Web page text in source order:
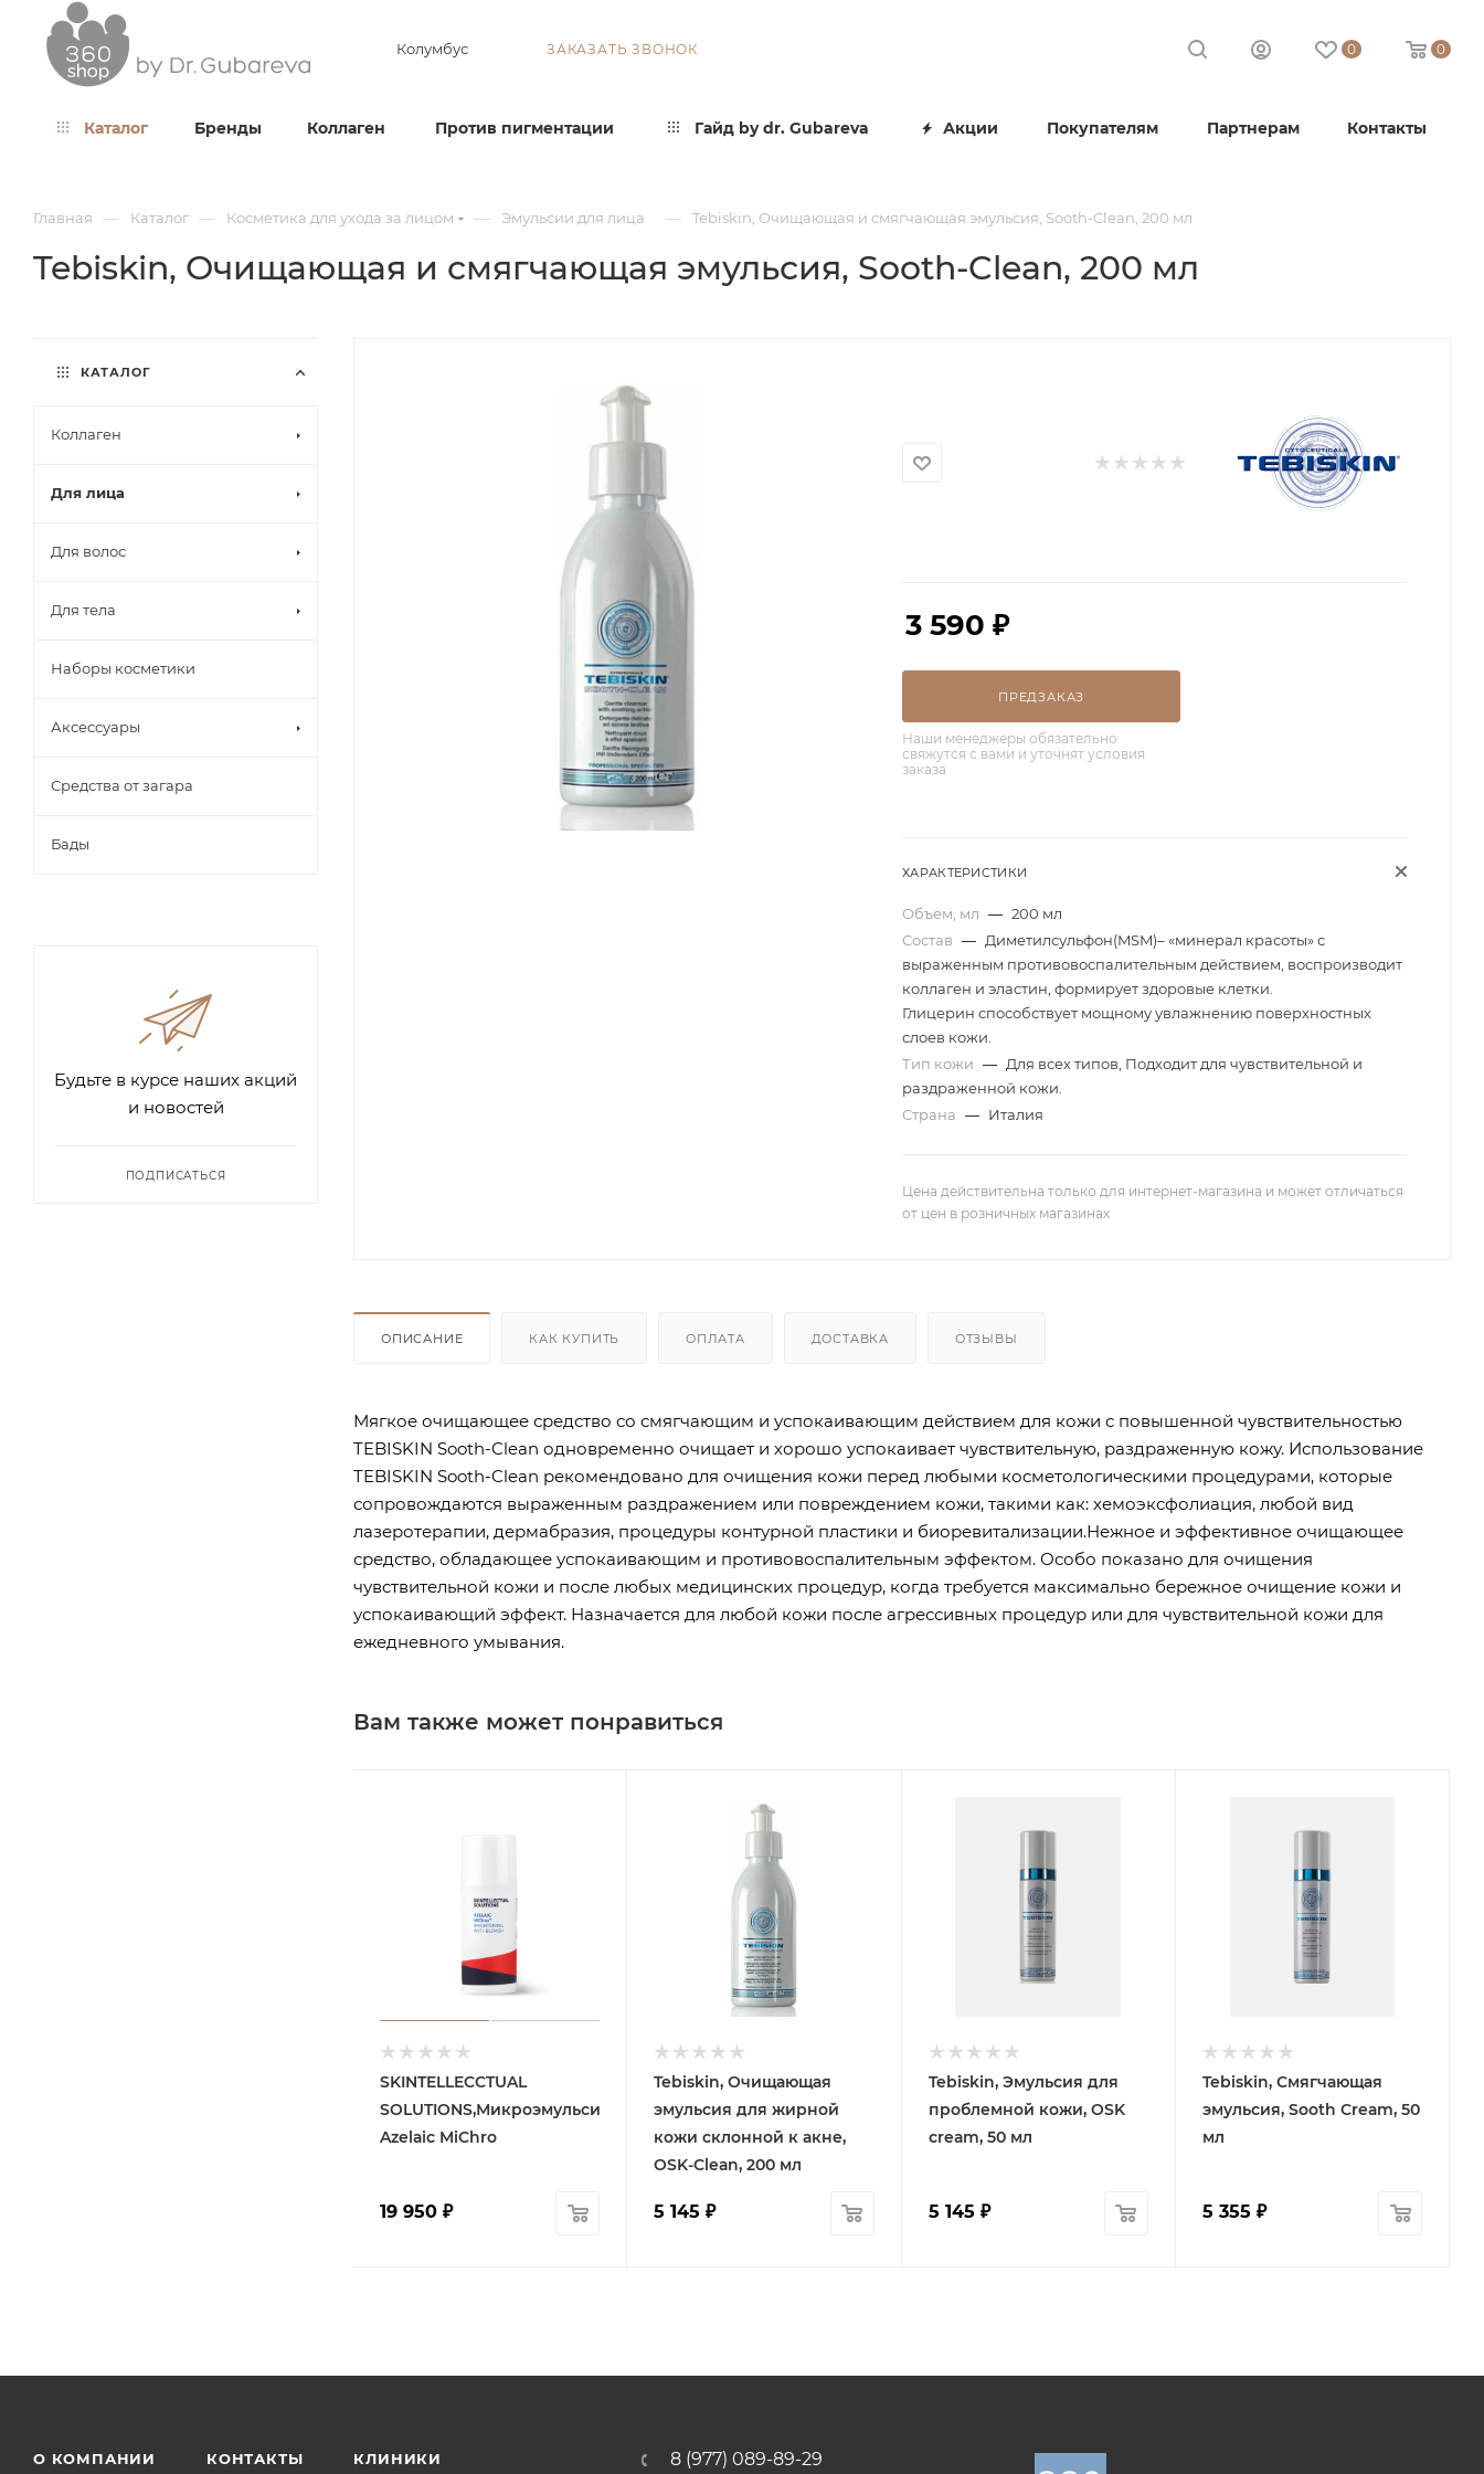
Колумбус ЗАКАЗАТЬ ЗВОНОК 0 0
Каталог Бренды Коллаген Против пигментации Гайд by dr. Gubareva Акции Покупателям Партнерам Контакты
Главная — Каталог — Косметика для ухода за лицом — Эмульсии для лица — Tebiskin, Очищающая и смягчающая эмульсия, Sooth-Clean, 200 мл
Tebiskin, Очищающая и смягчающая эмульсия, Sooth-Clean, 200 мл
3 590 ₽
ПРЕДЗАКАЗ
Наши менеджеры обязательно
свяжутся с вами и уточнят условия
заказа
ХАРАКТЕРИСТИКИ
Объем, мл — 200 мл
Состав — Диметилсульфон(MSM)– «минерал красоты» с
выраженным противовоспалительным действием, воспроизводит
коллаген и эластин, формирует здоровые клетки.
Глицерин способствует мощному увлажнению поверхностных
слоев кожи.
Тип кожи — Для всех типов, Подходит для чувствительной и
раздраженной кожи.
Страна — Италия
Цена действительна только для интернет-магазина и может отличаться
от цен в розничных магазинах
ОПИСАНИЕ КАК КУПИТЬ ОПЛАТА ДОСТАВКА ОТЗЫВЫ
Мягкое очищающее средство со смягчающим и успокаивающим действием для кожи с повышенной чувствительностью
TEBISKIN Sooth-Clean одновременно очищает и хорошо успокаивает чувствительную, раздраженную кожу. Использование
TEBISKIN Sooth-Clean рекомендовано для очищения кожи перед любыми косметологическими процедурами, которые
сопровождаются выраженным раздражением или повреждением кожи, такими как: хемоэксфолиация, любой вид
лазеротерапии, дермабразия, процедуры контурной пластики и биоревитализации.Нежное и эффективное очищающее
средство, обладающее успокаивающим и противовоспалительным эффектом. Особо показано для очищения
чувствительной кожи и после любых медицинских процедур, когда требуется максимально бережное очищение кожи и
успокаивающий эффект. Назначается для любой кожи после агрессивных процедур или для чувствительной кожи для
ежедневного умывания.
Вам также может понравиться
SKINTELLECCTUAL
SOLUTIONS,Микроэмульсия
Azelaic MiChro
19 950 ₽
Tebiskin, Очищающая
эмульсия для жирной
кожи склонной к акне,
OSK-Clean, 200 мл
5 145 ₽
Tebiskin, Эмульсия для
проблемной кожи, OSK
cream, 50 мл
5 145 ₽
Tebiskin, Смягчающая
эмульсия, Sooth Cream, 50
мл
5 355 ₽
КАТАЛОГ
Коллаген
Для лица
Для волос
Для тела
Наборы косметики
Аксессуары
Средства от загара
Бады
Будьте в курсе наших акций
и новостей
ПОДПИСАТЬСЯ
О КОМПАНИИ КОНТАКТЫ КЛИНИКИ 8 (977) 089-89-29